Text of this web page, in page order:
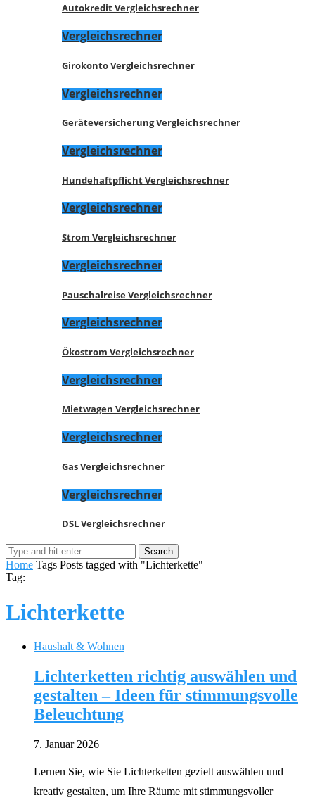
Autokredit Vergleichsrechner
Vergleichsrechner
Girokonto Vergleichsrechner
Vergleichsrechner
Geräteversicherung Vergleichsrechner
Vergleichsrechner
Hundehaftpflicht Vergleichsrechner
Vergleichsrechner
Strom Vergleichsrechner
Vergleichsrechner
Pauschalreise Vergleichsrechner
Vergleichsrechner
Ökostrom Vergleichsrechner
Vergleichsrechner
Mietwagen Vergleichsrechner
Vergleichsrechner
Gas Vergleichsrechner
Vergleichsrechner
DSL Vergleichsrechner
Home Tags Posts tagged with "Lichterkette"
Tag:
Lichterkette
Haushalt & Wohnen
Lichterketten richtig auswählen und
gestalten – Ideen für stimmungsvolle
Beleuchtung
7. Januar 2026
Lernen Sie, wie Sie Lichterketten gezielt auswählen und
kreativ gestalten, um Ihre Räume mit stimmungsvoller